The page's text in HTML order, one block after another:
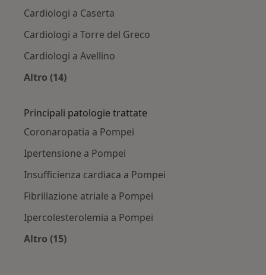
Cardiologi a Caserta
Cardiologi a Torre del Greco
Cardiologi a Avellino
Altro (14)
Principali patologie trattate
Coronaropatia a Pompei
Ipertensione a Pompei
Insufficienza cardiaca a Pompei
Fibrillazione atriale a Pompei
Ipercolesterolemia a Pompei
Altro (15)